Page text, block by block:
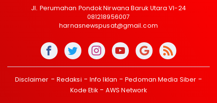
Jl. Perumahan Pondok Nirwana Baruk Utara VI-24
081218956007
harnasnewspusat@gmail.com
Disclaimer Redaksi Info Iklan
Pedoman Media Siber
Kode Etik
AWS Network